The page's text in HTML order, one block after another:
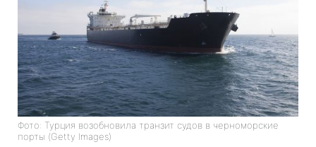
Фото: Турция возобновила транзит судов в черноморские
порты (Getty Images)